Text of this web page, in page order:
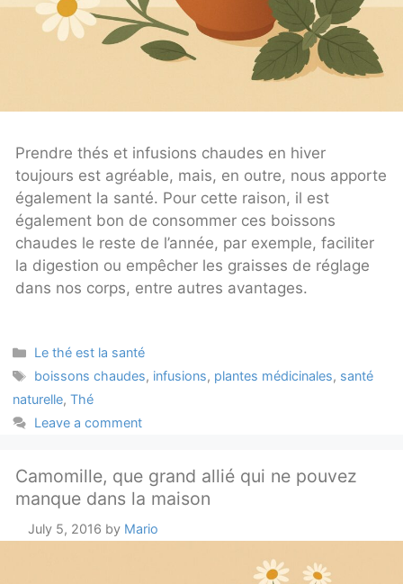
Prendre thés et infusions chaudes en hiver
toujours est agréable, mais, en outre, nous apporte
également la santé. Pour cette raison, il est
également bon de consommer ces boissons
chaudes le reste de l’année, par exemple, faciliter
la digestion ou empêcher les graisses de réglage
dans nos corps, entre autres avantages.
Categories
Le thé est la santé
Tags
boissons chaudes, infusions, plantes médicinales, santé
naturelle,Thé
Leave a comment
Camomille, que grand allié qui ne pouvez
manque dans la maison
July 5, 2016 by Mario